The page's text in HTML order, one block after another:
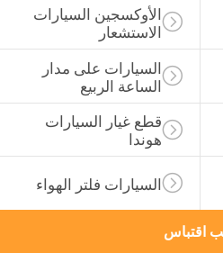
الأوكسجين السيارات
الاستشعار
السيارات على مدار
الساعة الربيع
قطع غيار السيارات
هوندا
السيارات فلتر الهواء
اقتباس